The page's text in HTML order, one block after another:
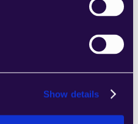
Show details